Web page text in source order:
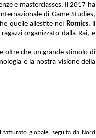
e masterclasses. Il 2017 ha
di Game Studies,
quelle allestite nel Romics, il
organizzato dalla Rai, e
oltre che un grande stimolo di
e la nostra visione della
fatturato globale, seguita da Nord